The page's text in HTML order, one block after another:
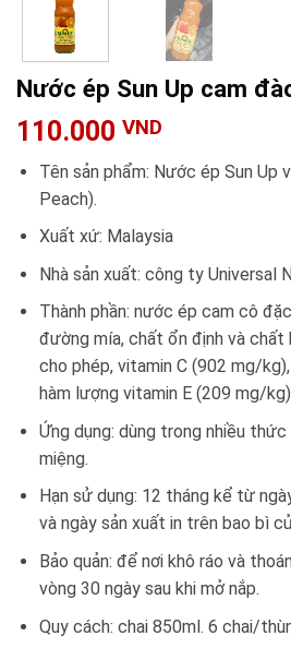
Nước ép Sun Up cam
110.000 VND
Tên sản phẩm: Nước ép Sun Up
Peach).
Xuất xứ: Malaysia
Nhà sản xuất: công ty Universal
Thành phần: nước ép cam cô
đường mía, chất ổn định và
cho phép, vitamin C (902 mg/
hàm lượng vitamin E (209 mg/
Ứng dụng: dùng trong nhiều
miệng.
Hạn sử dụng: 12 tháng kể từ
và ngày sản xuất in trên bao bì
Bảo quản: để nơi khô ráo và
vòng 30 ngày sau khi mở nắp.
Quy cách: chai 850ml. 6 chai/